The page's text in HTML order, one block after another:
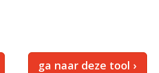
ga naar deze tool ›